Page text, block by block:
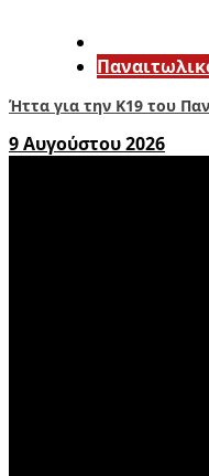
Ήττα για την Κ19 του
9 Αυγούστου 2026